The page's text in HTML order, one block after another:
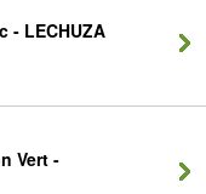
- LECHUZA
Vert -